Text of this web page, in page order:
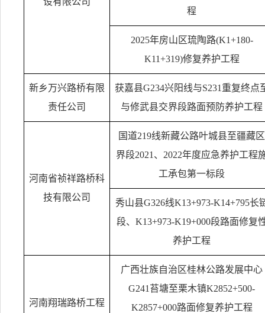
程
2025年房山区琉陶路(K1+180-
K11+319)修复养护工程
新乡万兴路桥有限
责任公司
获嘉县G234兴阳线与S231 重复终点
与修武县交界段路面预防养护工程
河南省祯祥路桥科
技有限公司
国道219线新藏公路叶城县至疆藏区
界段2021 、 2022年度应急养护工程
工承包第一标段
秀山县G326线K13+973-K14+795长
段、 K13+973-K19+000段路面修复
养护工程
河南翔瑞路桥工程
广西壮族自治区桂林公路发展中心
G241 苔塘至栗木镇K2852+500-
K2857+000路面修复养护工程